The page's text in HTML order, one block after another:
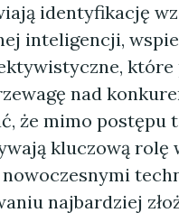
identyfikację
inteligencji,
nad
że mimo postępu
kluczową rolę
najbardziej